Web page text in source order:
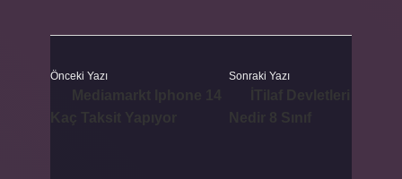
Önceki Yazı Sonraki Yazı